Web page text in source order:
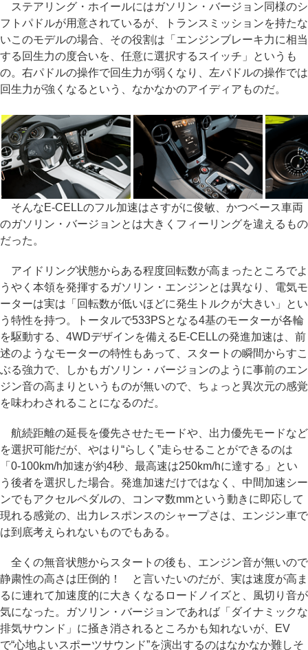
ステアリング・ホイールにはガソリン・バージョン同様のシ
フトパドルが用意されているが、トランスミッションを持たな
いこのモデルの場合、その役割は「エンジンブレーキ力に相当
する回生力の度合いを、任意に選択するスイッチ」というも
の。右パドルの操作で回生力が弱くなり、左パドルの操作では
回生力が強くなるという、なかなかのアイディアものだ。
そんなE-CELLのフル加速はさすがに俊敏、かつベース車両
のガソリン・バージョンとは大きくフィーリングを違えるもの
だった。
アイドリング状態からある程度回転数が高まったところでよ
うやく本領を発揮するガソリン・エンジンとは異なり、電気モ
ーターは実は「回転数が低いほどに発生トルクが大きい」とい
う特性を持つ。トータルで533PSとなる4基のモーターが各輪
を駆動する、4WDデザインを備えるE-CELLの発進加速は、前
述のようなモーターの特性もあって、スタートの瞬間からすこ
ぶる強力で、しかもガソリン・バージョンのように事前のエン
ジン音の高まりというものが無いので、ちょっと異次元の感覚
を味わわされることになるのだ。
航続距離の延長を優先させたモードや、出力優先モードなど
を選択可能だが、やはり“らしく”走らせることができるのは
「0-100km/h加速が約4秒、最高速は250km/hに達する」とい
う後者を選択した場合。発進加速だけではなく、中間加速シー
ンでもアクセルペダルの、コンマ数mmという動きに即応して
現れる感覚の、出力レスポンスのシャープさは、エンジン車で
は到底考えられないものでもある。
全くの無音状態からスタートの後も、エンジン音が無いので
静粛性の高さは圧倒的！ と言いたいのだが、実は速度が高ま
るに連れて加速度的に大きくなるロードノイズと、風切り音が
気になった。ガソリン・バージョンであれば「ダイナミックな
排気サウンド」に掻き消されるところかも知れないが、EV
で“心地よいスポーツサウンド”を演出するのはなかなか難しそ